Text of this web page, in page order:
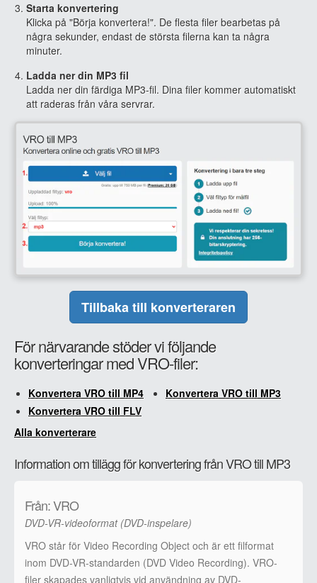
Starta konvertering
Klicka på "Börja konvertera!". De flesta filer bearbetas på
några sekunder, endast de största filerna kan ta några
minuter.
Ladda ner din MP3 fil
Ladda ner din färdiga MP3-fil. Dina filer kommer automatiskt
att raderas från våra servrar.
Tillbaka till konverteraren
För närvarande stöder vi följande
konverteringar med VRO-filer:
Konvertera VRO till MP4
Konvertera VRO till MP3
Konvertera VRO till FLV
Alla konverterare
Information om tillägg för konvertering från VRO till MP3
Från: VRO
DVD-VR-videoformat (DVD-inspelare)
VRO står för Video Recording Object och är ett filformat
inom DVD-VR-standarden (DVD Video Recording). VRO-
filer skapades vanligtvis vid användning av DVD-